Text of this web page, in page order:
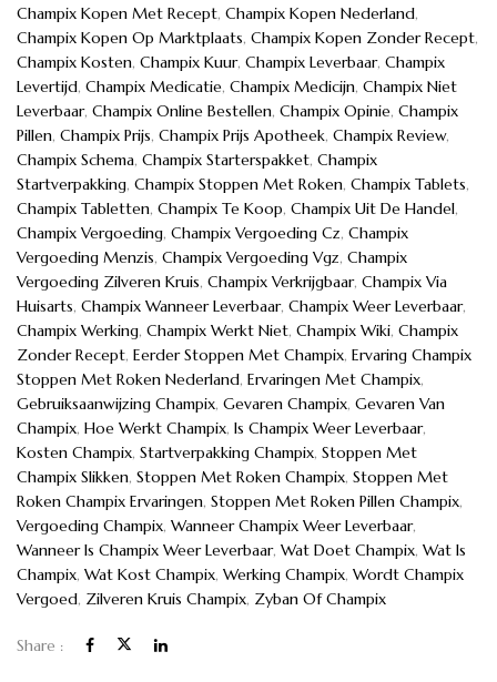
Champix Kopen Met Recept, Champix Kopen Nederland,
Champix Kopen Op Marktplaats, Champix Kopen Zonder Recept,
Champix Kosten, Champix Kuur, Champix Leverbaar, Champix
Levertijd, Champix Medicatie, Champix Medicijn, Champix Niet
Leverbaar, Champix Online Bestellen, Champix Opinie, Champix
Pillen, Champix Prijs, Champix Prijs Apotheek, Champix Review,
Champix Schema, Champix Starterspakket, Champix
Startverpakking, Champix Stoppen Met Roken, Champix Tablets,
Champix Tabletten, Champix Te Koop, Champix Uit De Handel,
Champix Vergoeding, Champix Vergoeding Cz, Champix
Vergoeding Menzis, Champix Vergoeding Vgz, Champix
Vergoeding Zilveren Kruis, Champix Verkrijgbaar, Champix Via
Huisarts, Champix Wanneer Leverbaar, Champix Weer Leverbaar,
Champix Werking, Champix Werkt Niet, Champix Wiki, Champix
Zonder Recept, Eerder Stoppen Met Champix, Ervaring Champix
Stoppen Met Roken Nederland, Ervaringen Met Champix,
Gebruiksaanwijzing Champix, Gevaren Champix, Gevaren Van
Champix, Hoe Werkt Champix, Is Champix Weer Leverbaar,
Kosten Champix, Startverpakking Champix, Stoppen Met
Champix Slikken, Stoppen Met Roken Champix, Stoppen Met
Roken Champix Ervaringen, Stoppen Met Roken Pillen Champix,
Vergoeding Champix, Wanneer Champix Weer Leverbaar,
Wanneer Is Champix Weer Leverbaar, Wat Doet Champix, Wat Is
Champix, Wat Kost Champix, Werking Champix, Wordt Champix
Vergoed, Zilveren Kruis Champix, Zyban Of Champix
Share :